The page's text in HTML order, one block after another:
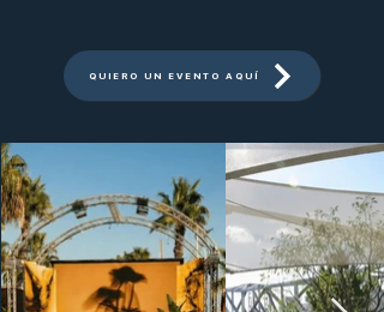
QUIERO UN EVENTO AQUÍ